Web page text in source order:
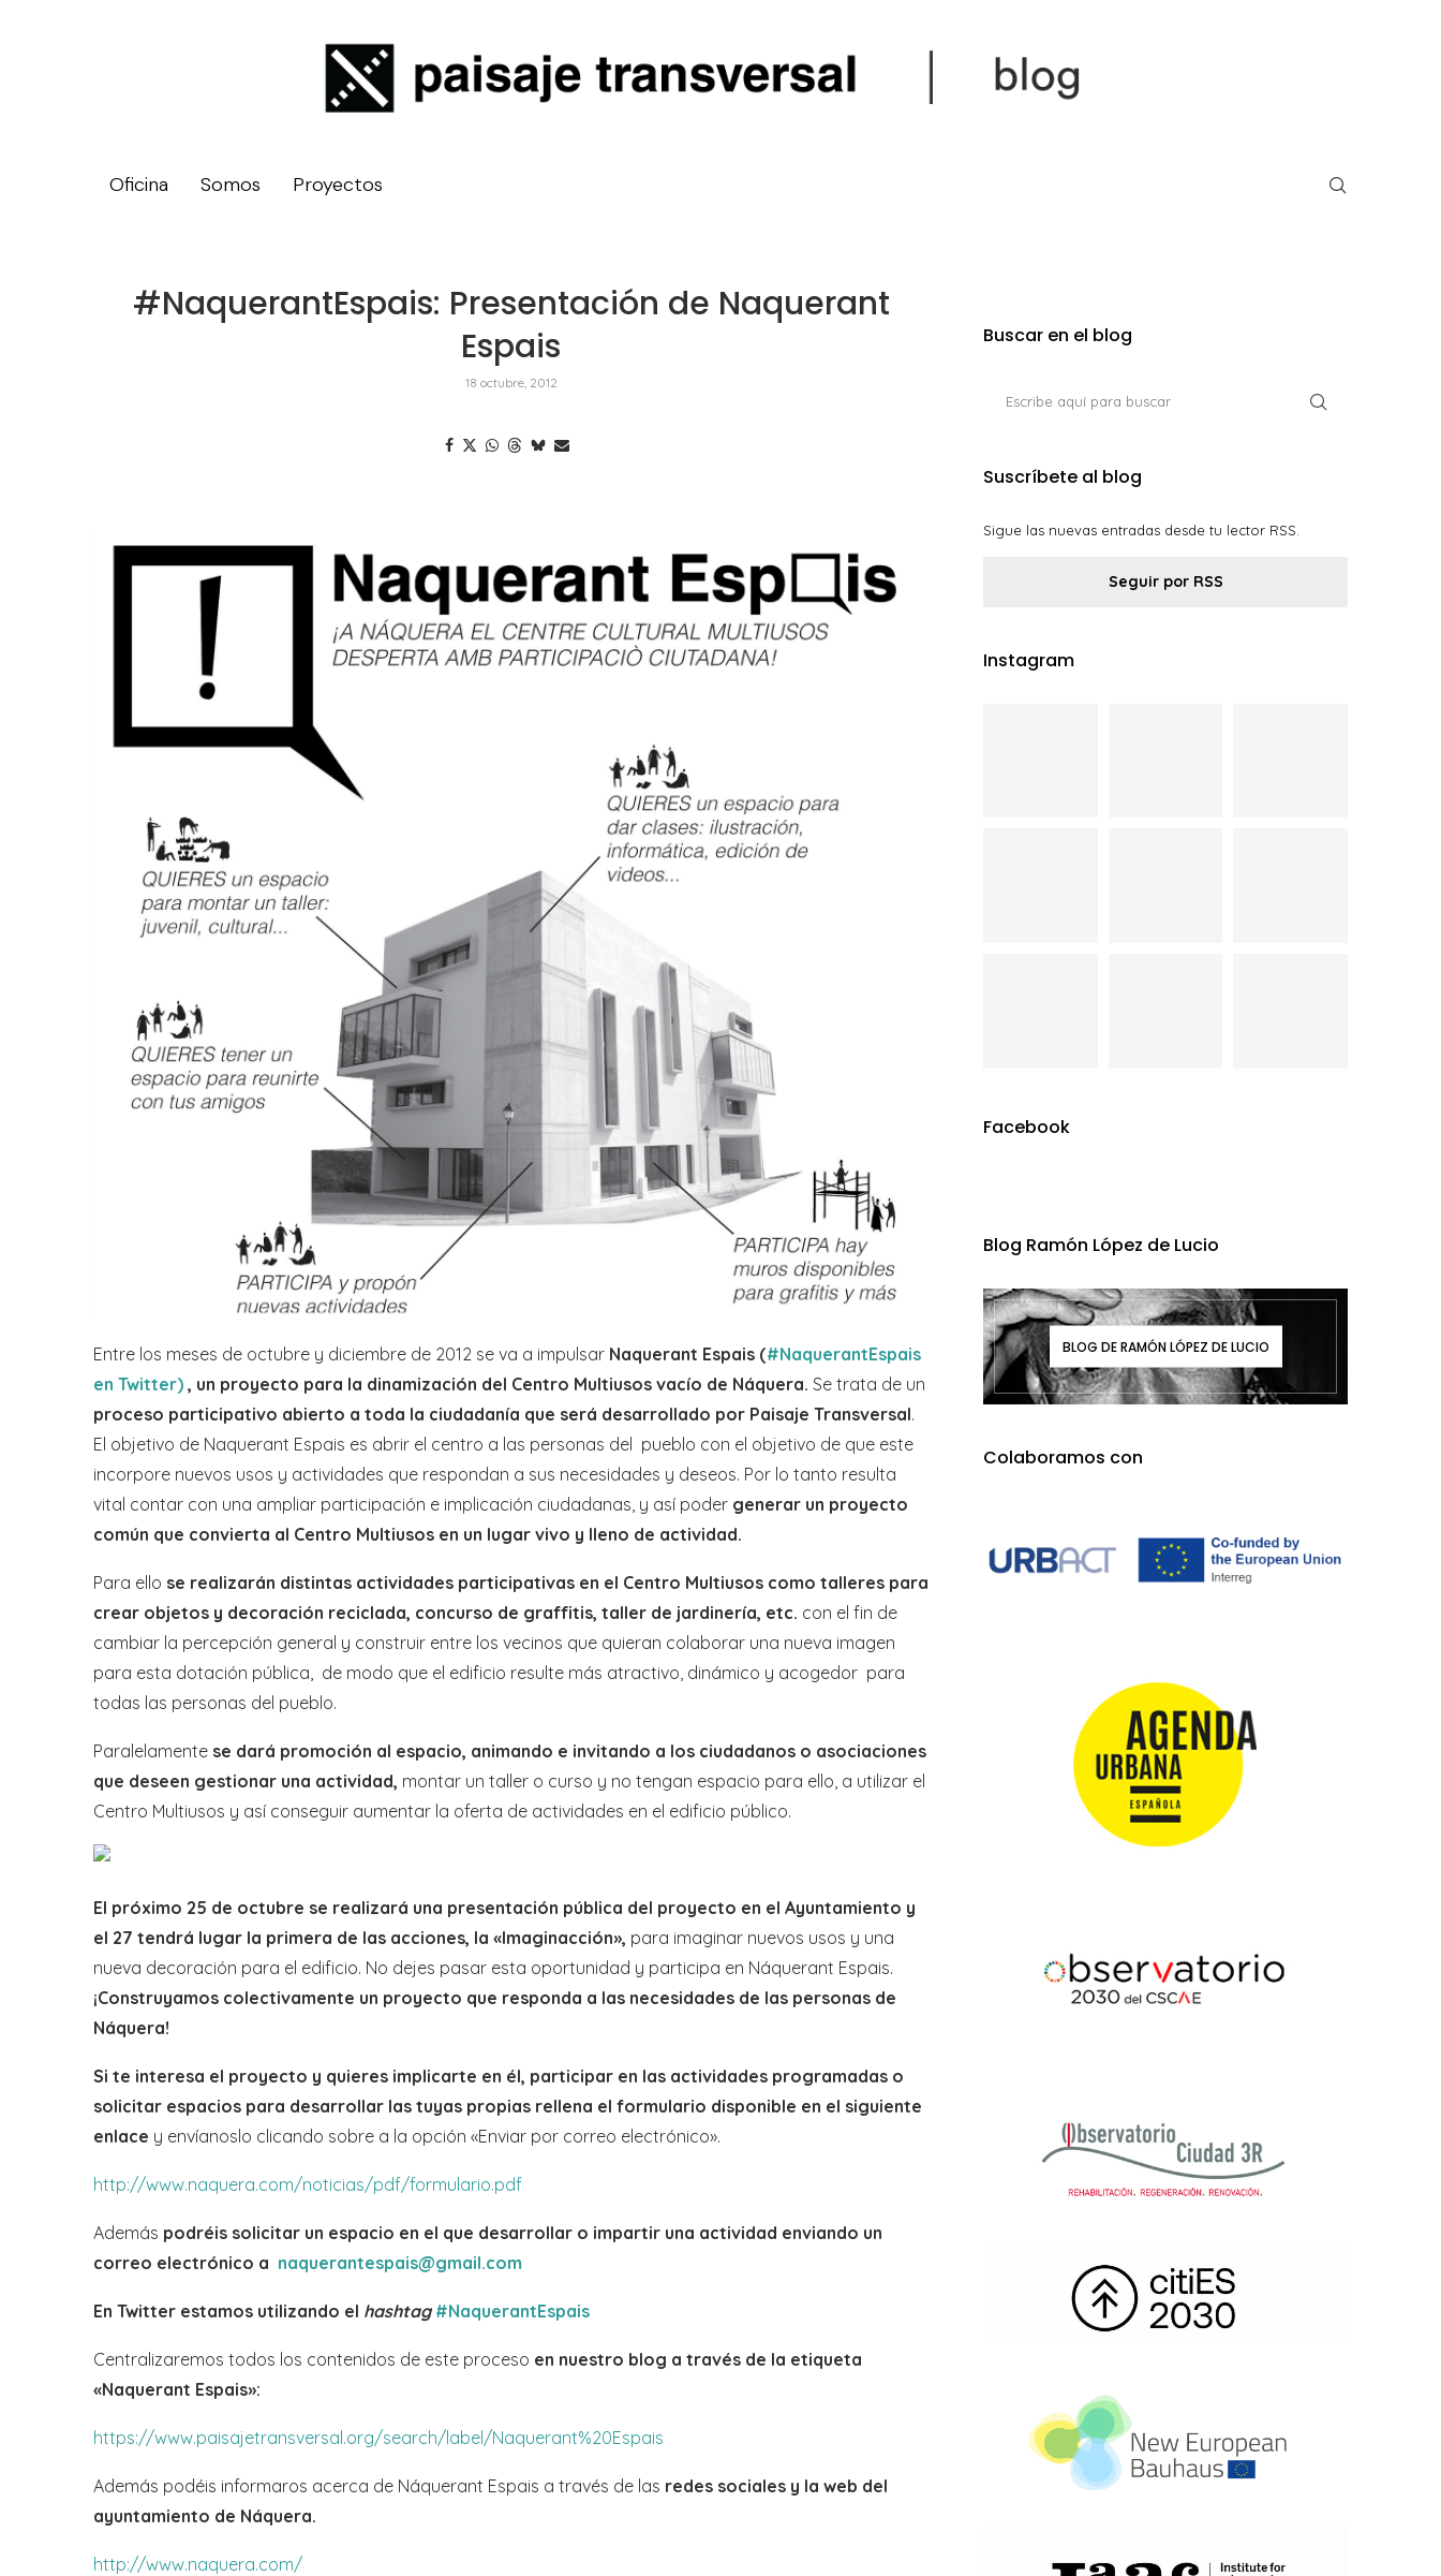
Oficina Somos Proyectos
#NaquerantEspais: Presentación de Naquerant
Espais
18 octubre, 2012
Entre los meses de octubre y diciembre de 2012 se va a impulsar Naquerant Espais (#NaquerantEspais
en Twitter) , un proyecto para la dinamización del Centro Multiusos vacío de Náquera. Se trata de un
proceso participativo abierto a toda la ciudadanía que será desarrollado por Paisaje Transversal.
El objetivo de Naquerant Espais es abrir el centro a las personas del pueblo con el objetivo de que este
incorpore nuevos usos y actividades que respondan a sus necesidades y deseos. Por lo tanto resulta
vital contar con una ampliar participación e implicación ciudadanas, y así poder generar un proyecto
común que convierta al Centro Multiusos en un lugar vivo y lleno de actividad.
Para ello se realizarán distintas actividades participativas en el Centro Multiusos como talleres para
crear objetos y decoración reciclada, concurso de graffitis, taller de jardinería, etc. con el fin de
cambiar la percepción general y construir entre los vecinos que quieran colaborar una nueva imagen
para esta dotación pública, de modo que el edificio resulte más atractivo, dinámico y acogedor para
todas las personas del pueblo.
Paralelamente se dará promoción al espacio, animando e invitando a los ciudadanos o asociaciones
que deseen gestionar una actividad, montar un taller o curso y no tengan espacio para ello, a utilizar el
Centro Multiusos y así conseguir aumentar la oferta de actividades en el edificio público.
El próximo 25 de octubre se realizará una presentación pública del proyecto en el Ayuntamiento y
el 27 tendrá lugar la primera de las acciones, la «Imaginacción», para imaginar nuevos usos y una
nueva decoración para el edificio. No dejes pasar esta oportunidad y participa en Náquerant Espais.
¡Construyamos colectivamente un proyecto que responda a las necesidades de las personas de
Náquera!
Si te interesa el proyecto y quieres implicarte en él, participar en las actividades programadas o
solicitar espacios para desarrollar las tuyas propias rellena el formulario disponible en el siguiente
enlace y envíanoslo clicando sobre a la opción «Enviar por correo electrónico».
http://www.naquera.com/noticias/pdf/formulario.pdf
Además podréis solicitar un espacio en el que desarrollar o impartir una actividad enviando un
correo electrónico a naquerantespais@gmail.com
En Twitter estamos utilizando el hashtag #NaquerantEspais
Centralizaremos todos los contenidos de este proceso en nuestro blog a través de la etiqueta
«Naquerant Espais»:
https://www.paisajetransversal.org/search/label/Naquerant%20Espais
Además podéis informaros acerca de Náquerant Espais a través de las redes sociales y la web del
ayuntamiento de Náquera.
http://www.naquera.com/
Buscar en el blog
Suscríbete al blog
Sigue las nuevas entradas desde tu lector RSS.
Seguir por RSS
Instagram
Facebook
Blog Ramón López de Lucio
BLOG DE RAMÓN LÓPEZ DE LUCIO
Colaboramos con